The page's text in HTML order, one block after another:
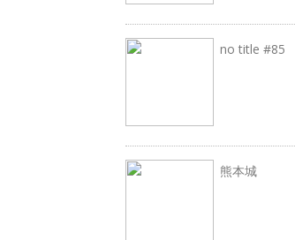
no title #85
熊本城